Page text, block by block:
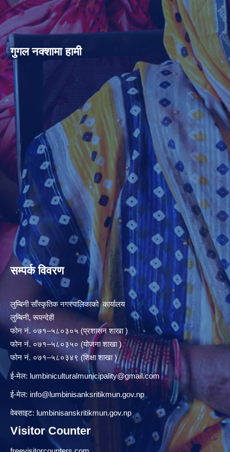
गुगल नक्शामा हामी
सम्पर्क विवरण
लुम्बिनी साँस्कृतिक नगरपालिकाको कार्यालय
लुम्बिनी, रूपन्देही
फोन नं. ०७१–५८०३०५ (प्रशासन शाखा )
फोन नं. ०७१–५८०३५० (योजना शाखा )
फोन नं. ०७१–५८०३४९ (शिक्षा शाखा )
ई-मेल: lumbiniculturalmunicipality@gmail.com
ई-मेल: info@lumbinisanksritikmun.gov.np
वेबसाइट: lumbinisanskritikmun.gov.np
Visitor Counter